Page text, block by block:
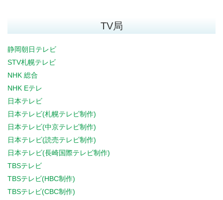
TV局
静岡朝日テレビ
STV札幌テレビ
NHK 総合
NHK Eテレ
日本テレビ
日本テレビ(札幌テレビ制作)
日本テレビ(中京テレビ制作)
日本テレビ(読売テレビ制作)
日本テレビ(長崎国際テレビ制作)
TBSテレビ
TBSテレビ(HBC制作)
TBSテレビ(CBC制作)